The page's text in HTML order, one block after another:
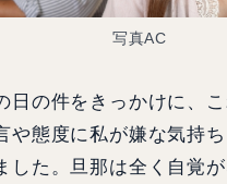
写真AC
の件をきっかけに、
や態度に私が嫌な気持
した。旦那は全く自覚